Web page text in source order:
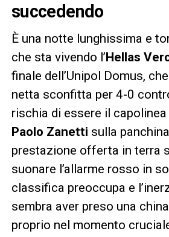
succedendo
È una notte lunghissima e
che sta vivendo l’Hellas
finale dell’Unipol Domus,
netta sconfitta per 4-0
rischia di essere il capolinea
Paolo Zanetti sulla
prestazione offerta in terra
suonare l’allarme rosso in
classifica preoccupa e
sembra aver preso una
proprio nel momento